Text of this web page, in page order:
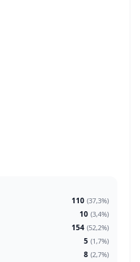
110 (37,3%)
10 (3,4%)
154 (52,2%)
5 (1,7%)
8 (2,7%)